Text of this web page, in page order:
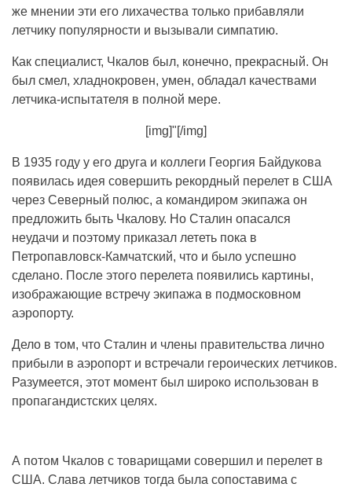
же мнении эти его лихачества только прибавляли
летчику популярности и вызывали симпатию.
Как специалист, Чкалов был, конечно, прекрасный. Он
был смел, хладнокровен, умен, обладал качествами
летчика-испытателя в полной мере.
[img]"[/img]
В 1935 году у его друга и коллеги Георгия Байдукова
появилась идея совершить рекордный перелет в США
через Северный полюс, а командиром экипажа он
предложить быть Чкалову. Но Сталин опасался
неудачи и поэтому приказал лететь пока в
Петропавловск-Камчатский, что и было успешно
сделано. После этого перелета появились картины,
изображающие встречу экипажа в подмосковном
аэропорту.
Дело в том, что Сталин и члены правительства лично
прибыли в аэропорт и встречали героических летчиков.
Разумеется, этот момент был широко использован в
пропагандистских целях.
А потом Чкалов с товарищами совершил и перелет в
США. Слава летчиков тогда была сопоставима с